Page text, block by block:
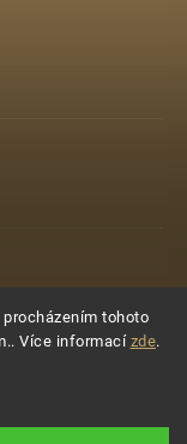
tohoto
Více informací zde.